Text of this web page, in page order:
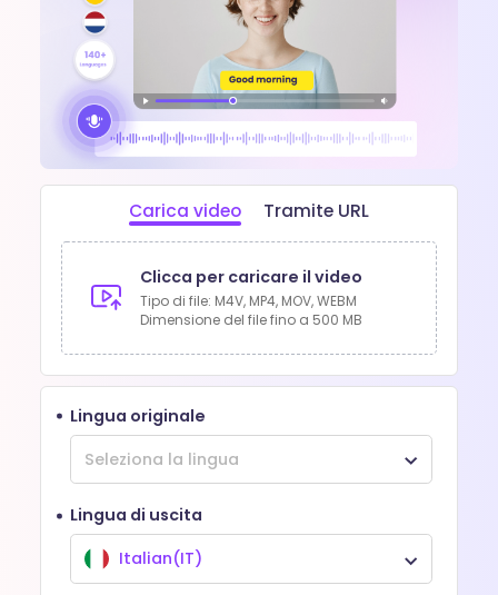
Carica video Tramite URL
Clicca per caricare il video
Tipo di file: M4V, MP4, MOV, WEBM
Dimensione del file fino a 500 MB
Lingua originale
Lingua di uscita
Italian(IT)